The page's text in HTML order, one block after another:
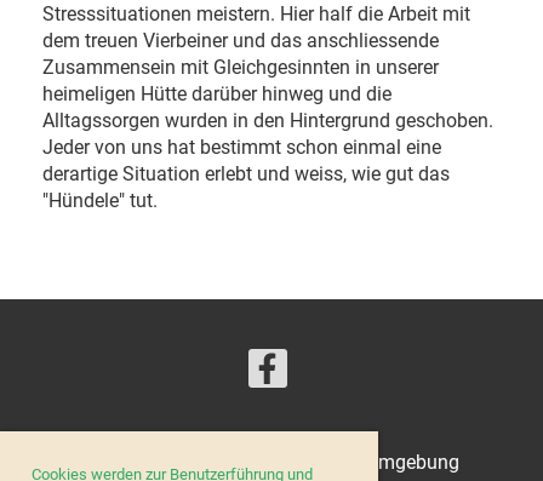
Cookies werden zur Benutzerführung und
Stresssituationen meistern. Hier half die Arbeit mit
dem treuen Vierbeiner und das anschliessende
Zusammensein mit Gleichgesinnten in unserer
heimeligen Hütte darüber hinweg und die
Alltagssorgen wurden in den Hintergrund geschoben.
Jeder von uns hat bestimmt schon einmal eine
derartige Situation erlebt und weiss, wie gut das
"Hündele" tut.
© Kynologischer Verein Zug und Umgebung